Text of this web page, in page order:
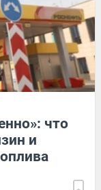
что
и